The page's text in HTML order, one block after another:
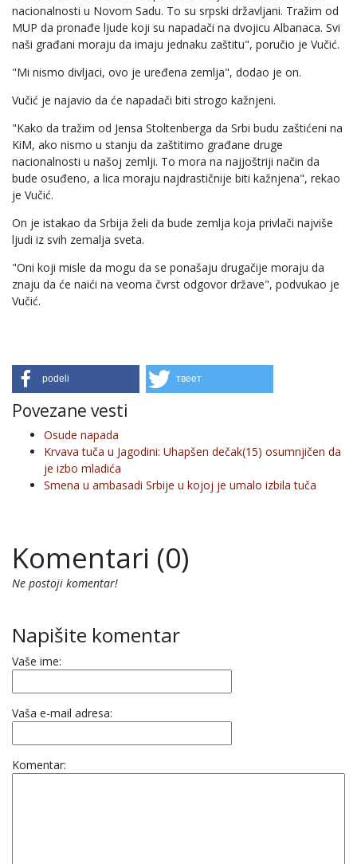
nacionalnosti u Novom Sadu. To su srpski državljani. Tražim od
MUP da pronađe ljude koji su napadači na dvojicu Albanaca. Svi
naši građani moraju da imaju jednaku zaštitu", poručio je Vučić.
"Mi nismo divljaci, ovo je uređena zemlja", dodao je on.
Vučić je najavio da će napadači biti strogo kažnjeni.
"Kako da tražim od Jensa Stoltenberga da Srbi budu zaštićeni na
KiM, ako nismo u stanju da zaštitimo građane druge
nacionalnosti u našoj zemlji. To mora na najjoštriji način da
bude osuđeno, a lica moraju najdrastičnije biti kažnjena", rekao
je Vučić.
On je istakao da Srbija želi da bude zemlja koja privlači najviše
ljudi iz svih zemalja sveta.
"Oni koji misle da mogu da se ponašaju drugačije moraju da
znaju da će naići na veoma čvrst odgovor države", podvukao je
Vučić.
podeli твеет
Povezane vesti
Osude napada
Krvava tuča u Jagodini: Uhapšen dečak(15) osumnjičen da
je izbo mladića
Smena u ambasadi Srbije u kojoj je umalo izbila tuča
Komentari (0)
Ne postoji komentar!
Napišite komentar
Vaše ime:
Vaša e-mail adresa:
Komentar: